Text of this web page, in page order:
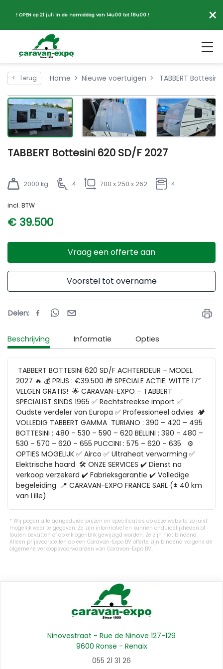
! OPEN op 21 juli in de namiddag van 14u00 tot 18u00 ! ×
< Terug Home Nieuwe voertuigen TABBERT
TABBERT Bottesini 620 SD/F 2027
2000 kg 4 700 x 250 x 262 4
incl. BTW
€ 39.500
Vraag een offerte aan
Voorstel tot overname
Delen:
Beschrijving Informatie Opties
2027 🔥 💰 PRIJS : €39.500 🎁 SPECIALE ACTIE: WITTE 17”
VELGEN GRATIS!  🌟 CARAVAN-EXPO – TABBERT
SPECIALIST SINDS 1965 ✅ Rechtstreekse import ✅
Oudste verdeler van Europa ✅ Professioneel advies  🏕️
VOLLEDIG TABBERT GAMMA  TURIANO : 390 – 420 – 495
BOTTESINI : 480 – 530 – 590 – 620 BELLINI : 390 – 480 –
530 – 570 – 620 – 655 PUCCINI : 575 – 620 – 635   ⚙️
OPTIES MOGELIJK ✅ Airco ✅ Ultraheat verwarming ✅
Elektrische haard  🛠️ ONZE SERVICES ✔️ Dienst na
verkoop verzekerd ✔️ Fabrieksgarantie ✔️ Volledige
begeleiding  📍 CARAVAN-EXPO FRANCE SARL (± 40 km
van Lille)
Wij pogen alle aangeduide prijzen en specificaties op deze website zo juist
mogelijk weer te gegeven. Ze zijn informatief en kunnen onduidelijkheden of
fouten bevatten of op elk ogenblik gewijzigd worden. Ze zijn niet bindend.
Alleen prijsvoorstellen op een Caravan-Expo BV offerte zijn bindend volgens de
algemene verkoopsvoorwaarden van Caravan-Expo BV.
Ninovestraat - Rue de Ninove 127-129
9600 Ronse - Renaix
055 21 31 26